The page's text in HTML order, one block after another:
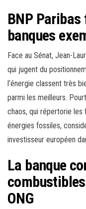
BNP
banques
Face au Sénat, Jean-
qui jugent du
l’énergie classent très
parmi les meilleurs.
chaos, qui répertorie les
énergies fossiles,
investisseur européen
La banque
ONG